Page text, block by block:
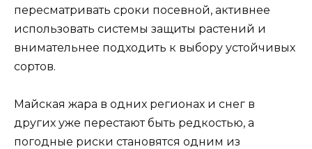
пересматривать сроки посевной, активнее
использовать системы защиты растений и
внимательнее подходить к выбору устойчивых
сортов.
Майская жара в одних регионах и снег в
других уже перестают быть редкостью, а
погодные риски становятся одним из